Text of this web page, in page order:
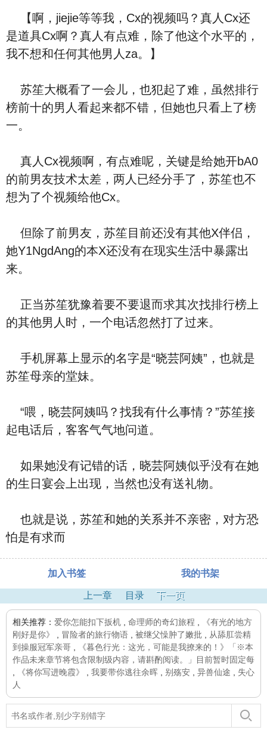
【啊，jiejie等等我，Cx的视频吗？真人Cx还
是道具Cx啊？真人有点难，除了他这个水平的，
我不想和任何其他男人za。】
苏笙大概看了一会儿，也犯起了难，虽然排行
榜前十的男人看起来都不错，但她也只看上了榜
一。
真人Cx视频啊，有点难呢，关键是给她开bA0
的前男友技术太差，两人已经分手了，苏笙也不
想为了个视频给他Cx。
但除了前男友，苏笙目前还没有其他X伴侣，
她Y1NgdAng的本X还没有在现实生活中暴露出
来。
正当苏笙犹豫着要不要退而求其次找排行榜上
的其他男人时，一个电话忽然打了过来。
手机屏幕上显示的名字是“晓芸阿姨”，也就是
苏笙母亲的堂妹。
“喂，晓芸阿姨吗？找我有什么事情？”苏笙接
起电话后，客客气气地问道。
如果她没有记错的话，晓芸阿姨似乎没有在她
的生日宴会上出现，当然也没有送礼物。
也就是说，苏笙和她的关系并不亲密，对方恐
怕是有求而
加入书签 我的书架
上一章 目录 下一页
相关推荐： 爱你怎能扣下扳机 命理师的奇幻旅程
《有光的地方
刚好是你》
冒险者的旅行物语 被继父懆肿了嫩批
从舔肛尝精
到操服冠军亲哥
《暮色行光：这光，可能是我撩来的！》「※本
作品未来章节将包含限制级内容，请斟酌阅读。」目前暂时固定每
《将你写进晚霞》 我要带你逃往余晖 别殇安 异兽仙途
失心
人